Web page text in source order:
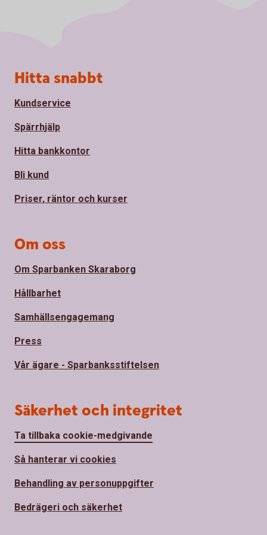
Sidfot
Hitta snabbt
Kundservice
Spärrhjälp
Hitta bankkontor
Bli kund
Priser, räntor och kurser
Om oss
Om Sparbanken Skaraborg
Hållbarhet
Samhällsengagemang
Press
Vår ägare - Sparbanksstiftelsen
Säkerhet och integritet
Ta tillbaka cookie-medgivande
Så hanterar vi cookies
Behandling av personuppgifter
Bedrägeri och säkerhet